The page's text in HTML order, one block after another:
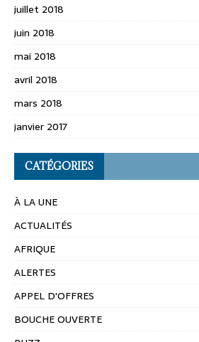
juillet 2018
juin 2018
mai 2018
avril 2018
mars 2018
janvier 2017
CATÉGORIES
À LA UNE
ACTUALITÉS
AFRIQUE
ALERTES
APPEL D'OFFRES
BOUCHE OUVERTE